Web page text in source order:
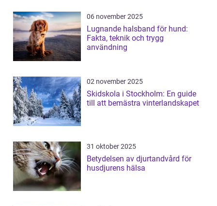
06 november 2025
Lugnande halsband för hund:
Fakta, teknik och trygg
användning
02 november 2025
Skidskola i Stockholm: En guide
till att bemästra vinterlandskapet
31 oktober 2025
Betydelsen av djurtandvård för
husdjurens hälsa